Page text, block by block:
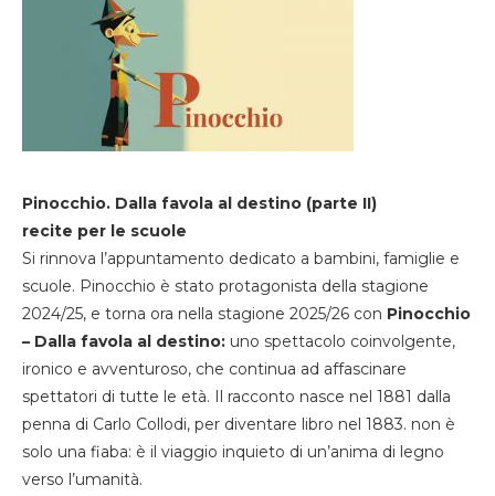
Pinocchio. Dalla favola al destino (parte II)
recite per le scuole
Si rinnova l’appuntamento dedicato a bambini, famiglie e
scuole. Pinocchio è stato protagonista della stagione
2024/25, e torna ora nella stagione 2025/26 con Pinocchio
– Dalla favola al destino: uno spettacolo coinvolgente,
ironico e avventuroso, che continua ad affascinare
spettatori di tutte le età. Il racconto nasce nel 1881 dalla
penna di Carlo Collodi, per diventare libro nel 1883. non è
solo una fiaba: è il viaggio inquieto di un’anima di legno
verso l’umanità.